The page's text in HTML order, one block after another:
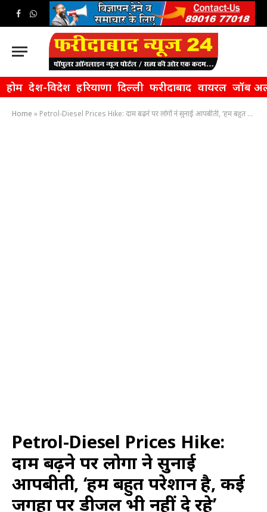
Facebook
WhatsApp
होम देश-विदेश हरियाणा दिल्ली फरीदाबाद वायरल जॉब
Home » Petrol-Diesel Prices Hike: दाम बढ़ने पर लोगों ने सुनाई आपबीती, ‘हम बहुत परेशान है, कई जगहों पर डीजल भी नहीं दे रहे’
Petrol-Diesel Prices Hike:
दाम बढ़ने पर लोगों ने सुनाई
आपबीती, ‘हम बहुत परेशान है, कई
जगहों पर डीजल भी नहीं दे रहे’